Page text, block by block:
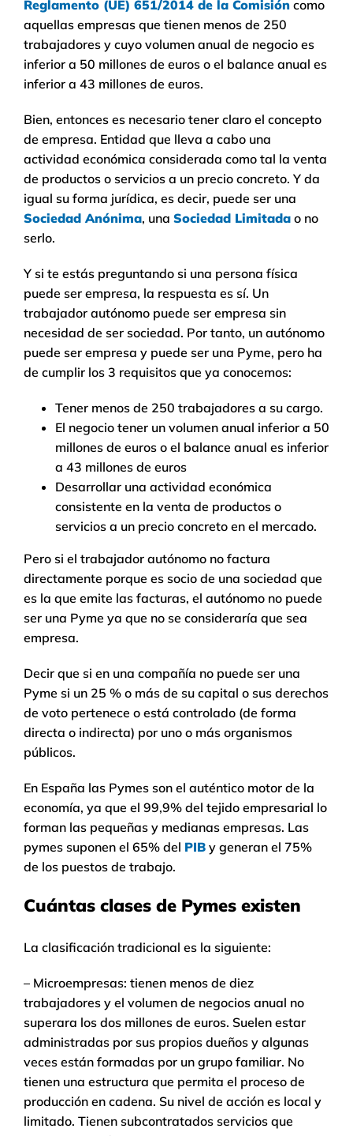
Reglamento (UE) 651/2014 de la Comisión como
aquellas empresas que tienen menos de 250
trabajadores y cuyo volumen anual de negocio es
inferior a 50 millones de euros o el balance anual es
inferior a 43 millones de euros.
Bien, entonces es necesario tener claro el concepto
de empresa. Entidad que lleva a cabo una
actividad económica considerada como tal la venta
de productos o servicios a un precio concreto. Y da
igual su forma jurídica, es decir, puede ser una
Sociedad Anónima, una Sociedad Limitada o no
serlo.
Y si te estás preguntando si una persona física
puede ser empresa, la respuesta es sí. Un
trabajador autónomo puede ser empresa sin
necesidad de ser sociedad. Por tanto, un autónomo
puede ser empresa y puede ser una Pyme, pero ha
de cumplir los 3 requisitos que ya conocemos:
Tener menos de 250 trabajadores a su cargo.
El negocio tener un volumen anual inferior a 50
millones de euros o el balance anual es inferior
a 43 millones de euros
Desarrollar una actividad económica
consistente en la venta de productos o
servicios a un precio concreto en el mercado.
Pero si el trabajador autónomo no factura
directamente porque es socio de una sociedad que
es la que emite las facturas, el autónomo no puede
ser una Pyme ya que no se consideraría que sea
empresa.
Decir que si en una compañía no puede ser una
Pyme si un 25 % o más de su capital o sus derechos
de voto pertenece o está controlado (de forma
directa o indirecta) por uno o más organismos
públicos.
En España las Pymes son el auténtico motor de la
economía, ya que el 99,9% del tejido empresarial lo
forman las pequeñas y medianas empresas. Las
pymes suponen el 65% del PIB y generan el 75%
de los puestos de trabajo.
Cuántas clases de Pymes existen
La clasificación tradicional es la siguiente:
– Microempresas: tienen menos de diez
trabajadores y el volumen de negocios anual no
superara los dos millones de euros. Suelen estar
administradas por sus propios dueños y algunas
veces están formadas por un grupo familiar. No
tienen una estructura que permita el proceso de
producción en cadena. Su nivel de acción es local y
limitado. Tienen subcontratados servicios que